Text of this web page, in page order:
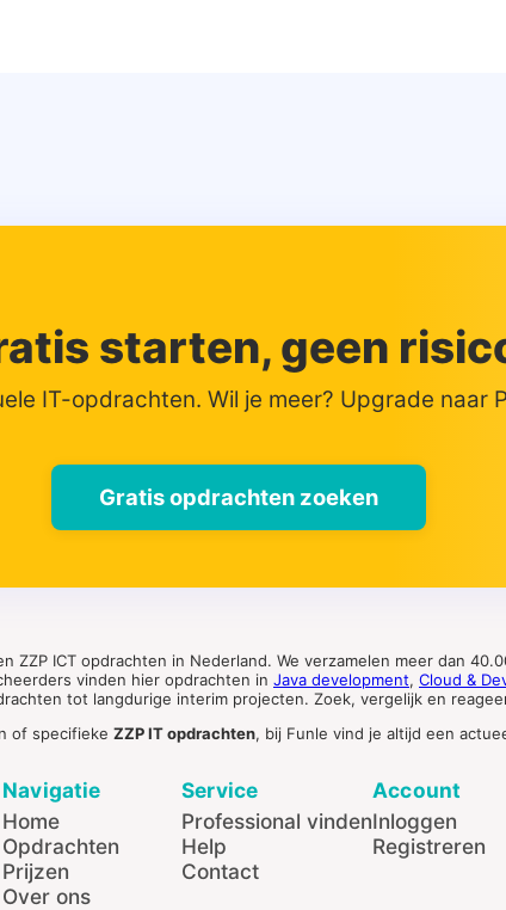
starten, geen
IT-opdrachten. Wil je meer? Upgrade naar
Gratis opdrachten zoeken
ZZP ICT opdrachten in Nederland. We verzamelen meer dan
vinden hier opdrachten in Java development, Cloud &
tot langdurige interim projecten. Zoek, vergelijk en
of specifieke ZZP IT opdrachten, bij Funle vind je altijd een
Navigatie
Home
Opdrachten
Prijzen
Over ons
Service
Professional vinden
Help
Contact
Account
Inloggen
Registreren